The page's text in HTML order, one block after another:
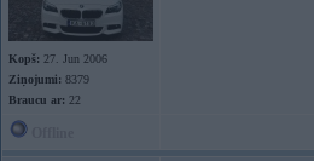
Kopš: 27. Jun 2006
Ziņojumi: 8379
Braucu ar: 22